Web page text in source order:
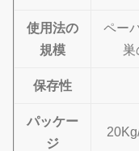
使用法の
規模
ペー
巣
保存性
パッケー
ジ